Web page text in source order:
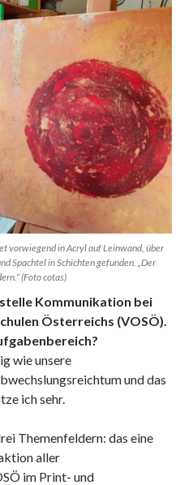
vorwiegend in Acryl auf Leinwand, über
Spachtel in Schichten gefunden. „Der
(Foto cotas)
Kommunikation bei
Österreichs (VOSÖ).
wie unsere
und das
ich sehr.
Themenfeldern: das eine
aller
im Print- und